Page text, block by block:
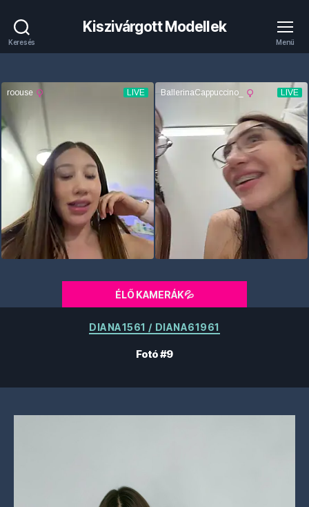
Keresés
Kiszivárgott Modellek
Menü
ÉLŐ KAMERÁK💦
Kategóriák
DIANA1561 / DIANA61961
Fotó #9